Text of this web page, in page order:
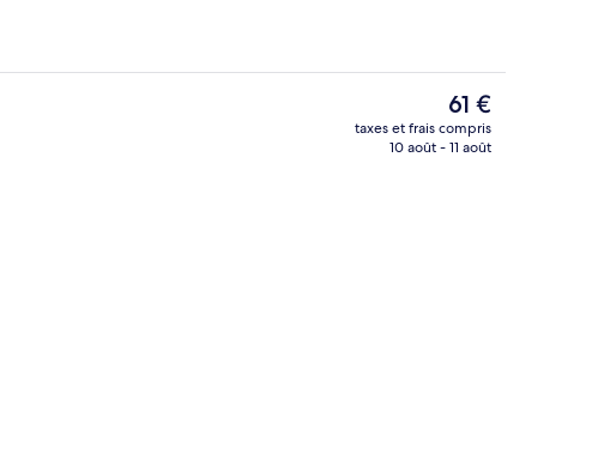
Le
prix
actuel
61 €
taxes et frais compris
10 août - 11 août